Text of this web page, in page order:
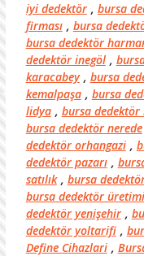
iyi dedektör , bursa
firması , bursa
bursa dedektör
dedektör inegöl ,
karacabey , bursa
kemalpaşa , bursa
lidya , bursa dedektör
bursa dedektör nerede
dedektör orhangazi ,
dedektör pazarı ,
satılık , bursa dedektör
bursa dedektör üretimi
dedektör yenişehir ,
dedektör yoltarifi ,
Define Cihazlari ,